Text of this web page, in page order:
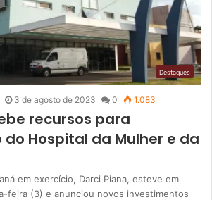
Destaques
3 de agosto de 2023 0 1.083
recursos para
Hospital da Mulher e da
em exercício, Darci Piana, esteve em
feira (3) e anunciou novos investimentos